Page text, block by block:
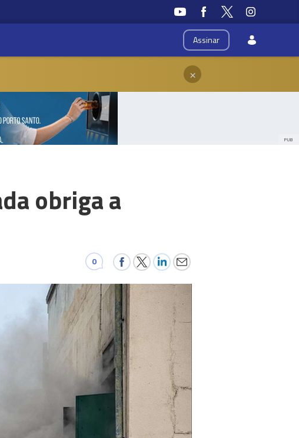
Assinar
×
PUB
obriga a
0